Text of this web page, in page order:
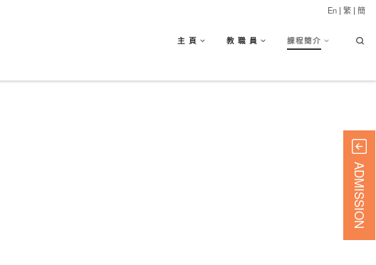
主 頁 教 職 員 課程簡介
En | 繁 | 簡
ADMISSION